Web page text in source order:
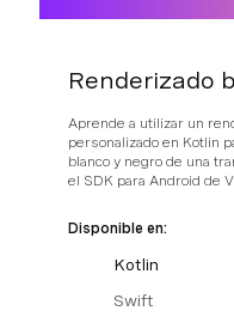
Renderizado
Aprende a utilizar un
personalizado en Kotlin
blanco y negro de una
el SDK para Android de
Disponible en:
Kotlin
Swift